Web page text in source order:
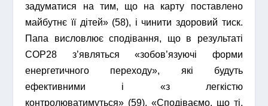
задуматися на тим, що на карту поставлено
майбутнє її дітей» (58), і чинити здоровий тиск.
Папа висловлює сподівання, що в результаті
COP28 з’являться «зобов’язуючі форми
енергетичного переходу», які будуть
ефективними і «з легкістю
контролюватимуться» (59). «Сподіваємо, що ті,